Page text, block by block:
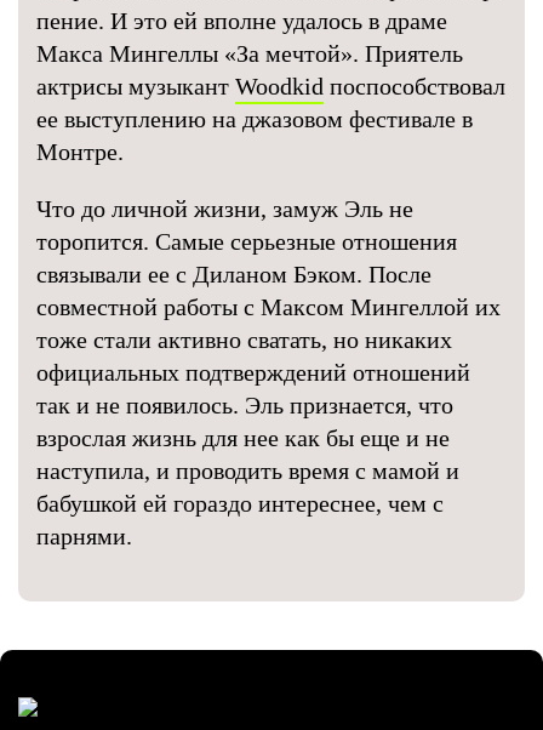
пение. И это ей вполне удалось в драме
Макса Мингеллы «За мечтой». Приятель
актрисы музыкант Woodkid поспособствовал
ее выступлению на джазовом фестивале в
Монтре.
Что до личной жизни, замуж Эль не
торопится. Самые серьезные отношения
связывали ее с Диланом Бэком. После
совместной работы с Максом Мингеллой их
тоже стали активно сватать, но никаких
официальных подтверждений отношений
так и не появилось. Эль признается, что
взрослая жизнь для нее как бы еще и не
наступила, и проводить время с мамой и
бабушкой ей гораздо интереснее, чем с
парнями.